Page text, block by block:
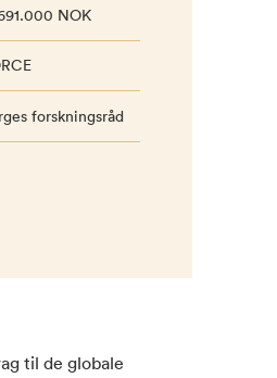
NOK
forskningsråd
til de globale